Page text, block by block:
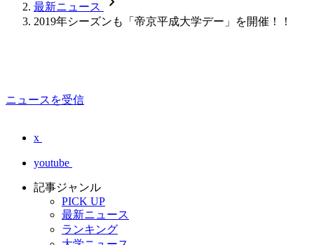
最新ニュース
2019年シーズンも「帝京平成大学デー」を開催！！
ニュースを受信
x
youtube
記事ジャンル
PICK UP
最新ニュース
ランキング